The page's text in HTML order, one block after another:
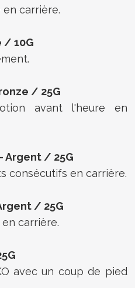
carrière.
/ 10G
/ 25G
avant l'heure en
Argent / 25G
consécutifs en carrière.
/ 25G
carrière.
avec un coup de pied